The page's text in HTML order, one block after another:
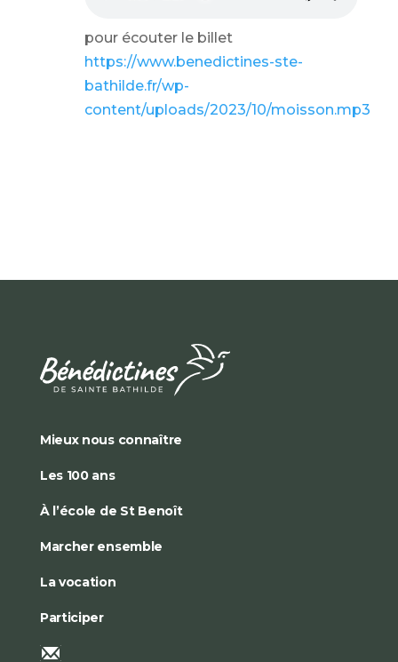
pour écouter le billet
https://www.benedictines-ste-
bathilde.fr/wp-
content/uploads/2023/10/moisson.mp3
Mieux nous connaître
Les 100 ans
À l’école de St Benoît
Marcher ensemble
La vocation
Participer